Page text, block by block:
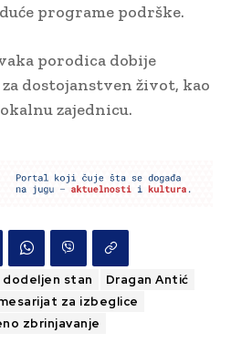
programe podrške.
porodica dobije
dostojanstven život, kao
zajednicu.
dodeljen stan
Dragan Antić
za izbeglice
zbrinjavanje